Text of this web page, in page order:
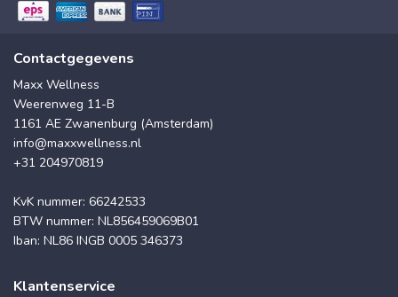
Contactgegevens
Maxx Wellness
Weerenweg 11-B
1161 AE Zwanenburg (Amsterdam)
info@maxxwellness.nl
+31 204970819
KvK nummer: 66242533
BTW nummer: NL856459069B01
Iban: NL86 INGB 0005 346373
Klantenservice